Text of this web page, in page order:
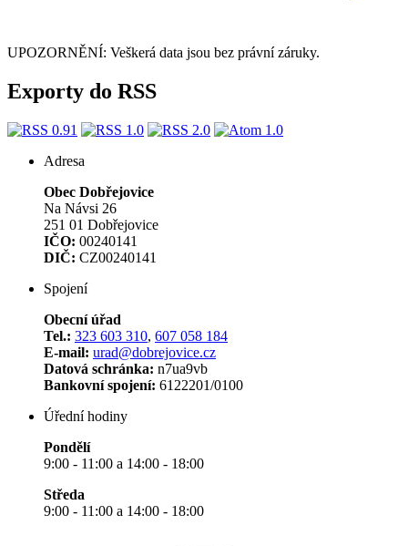
UPOZORNĚNÍ: Veškerá data jsou bez právní záruky.
Exporty do RSS
Adresa
Obec Dobřejovice
Na Návsi 26
251 01 Dobřejovice
IČO: 00240141
DIČ: CZ00240141
Spojení
Obecní úřad
Tel.: 323 603 310, 607 058 184
E-mail: urad@dobrejovice.cz
Datová schránka: n7ua9vb
Bankovní spojení: 6122201/0100
Úřední hodiny
Pondělí
9:00 - 11:00 a 14:00 - 18:00
Středa
9:00 - 11:00 a 14:00 - 18:00